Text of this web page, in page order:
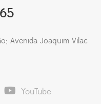
Avenida Joaquim Vilac
YouTube